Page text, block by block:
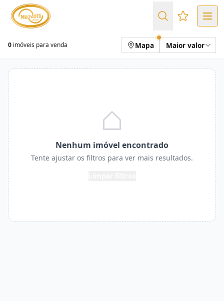
Favoritos
0 imóveis para venda Mapa Maior valor
Nenhum imóvel encontrado
Tente ajustar os filtros para ver mais resultados.